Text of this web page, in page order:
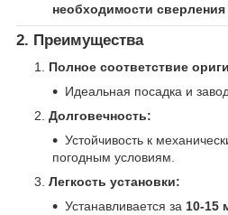
необходимости
2. Преимущества
Полное соответствие
Идеальная посадка и
Долговечность:
Устойчивость к
погодным условиям.
Легкость установки:
Устанавливается за 10-15